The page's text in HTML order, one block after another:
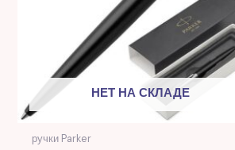
НЕТ НА СКЛАДЕ
ручки Parker